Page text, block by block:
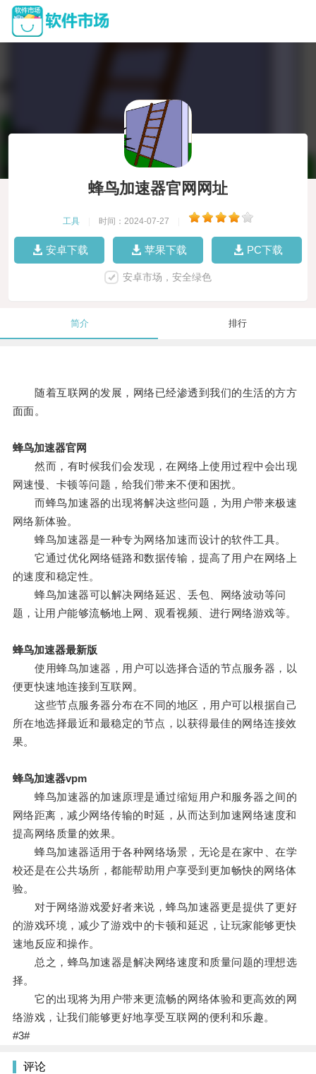
蜂鸟加速器官网网址
工具 时间：2024-07-27
安卓下载 苹果下载 PC下载
安卓市场，安全绿色
简介 排行
随着互联网的发展，网络已经渗透到我们的生活的方方
面面。
蜂鸟加速器官网
然而，有时候我们会发现，在网络上使用过程中会出现
网速慢、卡顿等问题，给我们带来不便和困扰。
而蜂鸟加速器的出现将解决这些问题，为用户带来极速
网络新体验。
蜂鸟加速器是一种专为网络加速而设计的软件工具。
它通过优化网络链路和数据传输，提高了用户在网络上
的速度和稳定性。
蜂鸟加速器可以解决网络延迟、丢包、网络波动等问
题，让用户能够流畅地上网、观看视频、进行网络游戏等。
蜂鸟加速器最新版
使用蜂鸟加速器，用户可以选择合适的节点服务器，以
便更快速地连接到互联网。
这些节点服务器分布在不同的地区，用户可以根据自己
所在地选择最近和最稳定的节点，以获得最佳的网络连接效
果。
蜂鸟加速器vpm
蜂鸟加速器的加速原理是通过缩短用户和服务器之间的
网络距离，减少网络传输的时延，从而达到加速网络速度和
提高网络质量的效果。
蜂鸟加速器适用于各种网络场景，无论是在家中、在学
校还是在公共场所，都能帮助用户享受到更加畅快的网络体
验。
对于网络游戏爱好者来说，蜂鸟加速器更是提供了更好
的游戏环境，减少了游戏中的卡顿和延迟，让玩家能够更快
速地反应和操作。
总之，蜂鸟加速器是解决网络速度和质量问题的理想选
择。
它的出现将为用户带来更流畅的网络体验和更高效的网
络游戏，让我们能够更好地享受互联网的便利和乐趣。
#3#
评论